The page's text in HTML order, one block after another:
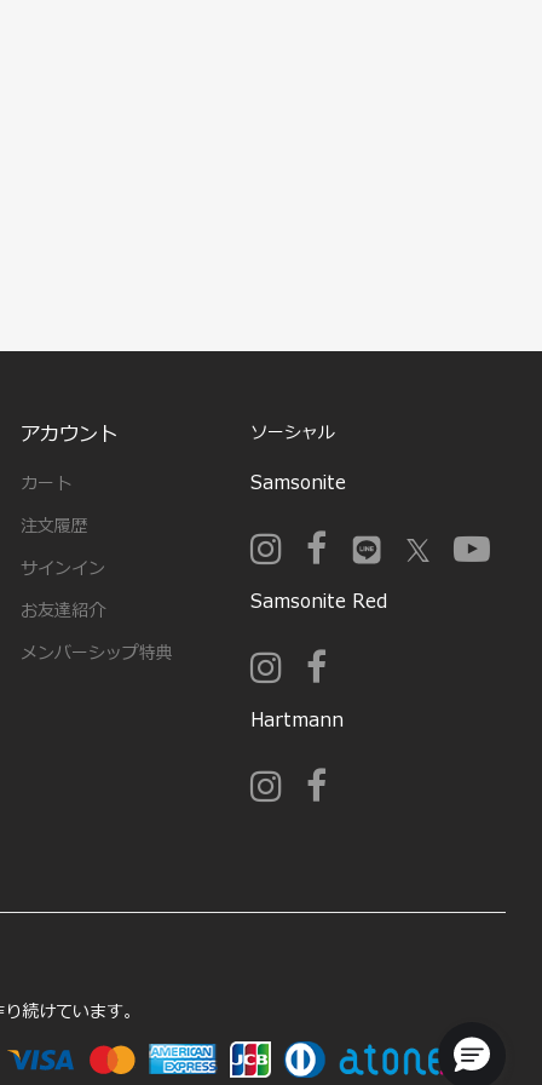
アカウント
カート
注文履歴
サインイン
お友達紹介
メンバーシップ特典
ソーシャル
Samsonite
Samsonite Red
Hartmann
続けています。